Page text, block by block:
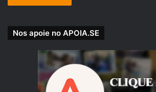
Nos apoie no APOIA.SE